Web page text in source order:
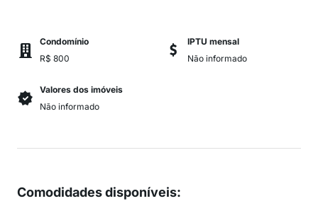
Condomínio
R$ 800
IPTU mensal
Não informado
Valores dos imóveis
Não informado
Comodidades disponíveis: